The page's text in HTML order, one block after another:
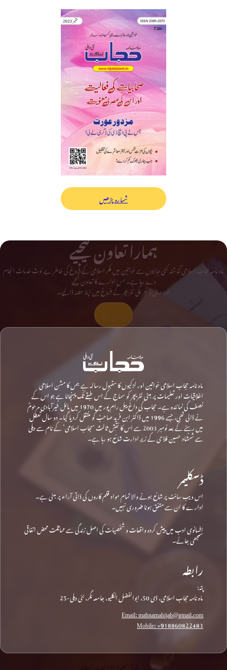
شمارہ پڑھیں
ہمارا تعاون کیجیے
ماہ نامہ حجاب اسلامی گذشتہ کئی دہائیوں سے خواتین میں فکر اسلامی کے فروغ کی خاطر بے لوث خدمات انجام
دے رہا ہے۔ اس ادارے کا تعاون کیجیے
اور دینی و تحریکی لٹریچر کے فروغ میں اپنا حصہ ڈالیے۔
ماہ نامہ حجاب اسلامی خواتین اور لڑکیوں کا مقبول رسالہ ہے جس کا مشن اسلامی
اخلاقیات اور تعلیمات پر مبنی لٹریچر کو سماج کے اس طبقے تک پہنچانا ہے جو اس کے
نصف کی نمائندہ ہے۔ حجاب کی داغ بیل رام پور میں 1970 میں مائل خیرآبادی مرحومؒ
نے ڈالی تھی، جسے 1996 میں ڈاکٹر ابن فرید صاحبؒ کو منتقل کردیا گیا۔ دو سال تعطل
میں رہنے کے بعد نومبر 2003 سے اس کا نقشِ ثالث ‘حجاب اسلامی’ کے نام سے دہلی
سے شمشاد حسین فلاحی کے زیرِ ادارت شائع ہو رہا ہے۔
ڈسکلیمر
اس ویب سائٹ پر شائع ہونے والا تمام مواد قلم کاروں کی ذاتی آراء پر مبنی ہے۔
ادارے کا ان سے متفق ہونا ضروری نہیں۔
افسانوی ادب میں پیش کردہ واقعات و شخصیات کی اصل زندگی سے مماثلت محض اتفاقی
سمجھی جائے۔
رابطہ
پتہ:
ماہ نامہ حجاب اسلامی، ڈی 50، ابوالفضل انکلیو، جامعہ نگر، نئی دہلی-25
Email: mahnamahijab@gmail.com
Mobile: +918860822483